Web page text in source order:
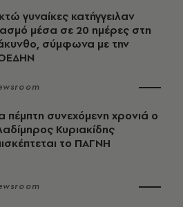
γυναίκες κατήγγειλαν
μέσα σε 20 ημέρες στη
σύμφωνα με την
πέμπτη συνεχόμενη χρονιά ο
Κυριακίδης
το ΠΑΓΝΗ